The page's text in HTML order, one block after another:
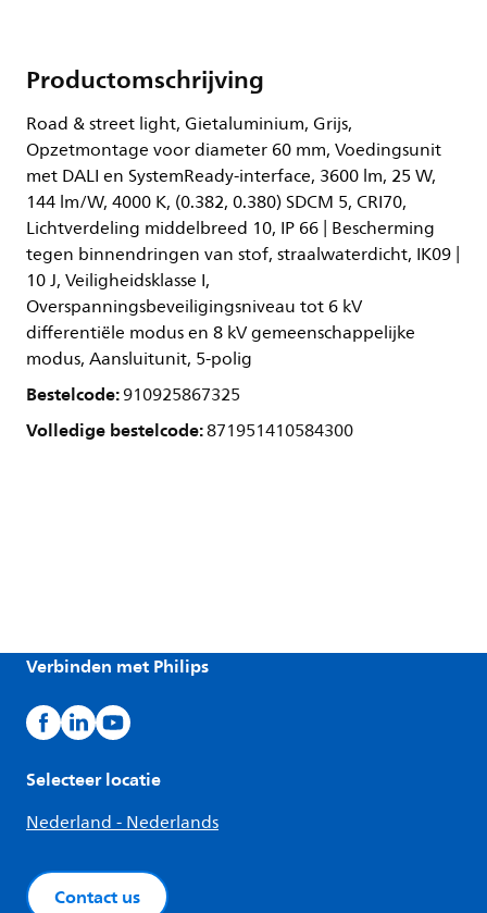
Productomschrijving
Road & street light, Gietaluminium, Grijs,
Opzetmontage voor diameter 60 mm, Voedingsunit
met DALI en SystemReady-interface, 3600 lm, 25 W,
144 lm/W, 4000 K, (0.382, 0.380) SDCM 5, CRI70,
Lichtverdeling middelbreed 10, IP 66 | Bescherming
tegen binnendringen van stof, straalwaterdicht, IK09 |
10 J, Veiligheidsklasse I,
Overspanningsbeveiligingsniveau tot 6 kV
differentiële modus en 8 kV gemeenschappelijke
modus, Aansluitunit, 5-polig
Bestelcode:910925867325
Volledige bestelcode:871951410584300
Verbinden met Philips
Selecteer locatie
Nederland - Nederlands
Contact us